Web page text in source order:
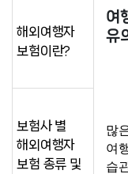
여
유
많
여
습
해외여행자
보험이란?
보험사 별
해외여행자
보험 종류 및